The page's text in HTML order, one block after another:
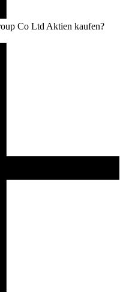
Co Ltd Aktien kaufen?